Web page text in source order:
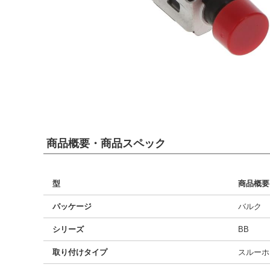
商品概要・商品スペック
型 商品概要
パッケージ バルク
シリーズ BB
取り付けタイプ スルー